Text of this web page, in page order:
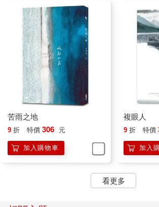
禽、鸚鵡、蜂鳥和琴鳥……則會模仿其他的鳥
物的聲音。不過，有些鳥一生只需要唱一首歌
生卻能創造出數千首歌曲，這中間的差別在哪
鳥在飛行間鳴叫，為了社交而鳴叫，受了傷鳴
而鳴叫。一隻幼鳥孵化發出乞食聲開始，就不
音表達自我—哪時候是愛情來了，哪時候是要
返家，哪時候是較勁，哪時候是絮絮對話。鳥
的喉嚨要複雜、有彈性多了，牠們甚至可以同
啼囀，啁啾，炫耀花腔。狄子在筆記本上寫下
在森林裡他不需要跟任何人說話，有時定點記
動。他真的像童年時同學開玩笑說的那樣變成
憩其上，雨從雲層落下，滴下的雨珠濕潤了泥
3
冰盾之森
From the Ice Shield a Forest Grew
苦雨之地
9 折 特價 306 元
加入購物車
複眼人
9 折 特價
加入
看更多